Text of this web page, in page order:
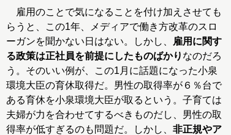
雇用のことで気になることを付け加えさせても
らうと、この1年、メディアで働き方改革のスロ
ーガンを聞かない日はない。しかし、
雇用に関す
る政策は正社員を前提にしたものばかり なのだろ
う。そのいい例が、この1月に話題になった小泉
環境大臣の育休取得だ。男性の取得率が６％台で
ある育休を小泉環境大臣が取るという。子育ては
夫婦が力を合わせてするべきものだし、男性の取
得率が低すぎるのも問題だ。しかし、 非正規やア